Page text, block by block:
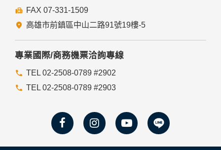
FAX 07-331-1509
高雄市前鎮區中山二路91號19樓-5
專業國際/商務機票洽詢專線
TEL 02-2508-0789 #2902
TEL 02-2508-0789 #2903